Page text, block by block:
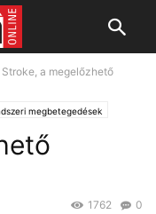
Stroke, a megelőzhető
megbetegedések
0
1762